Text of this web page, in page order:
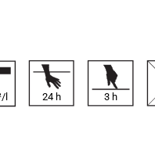
l 24 h 3 h